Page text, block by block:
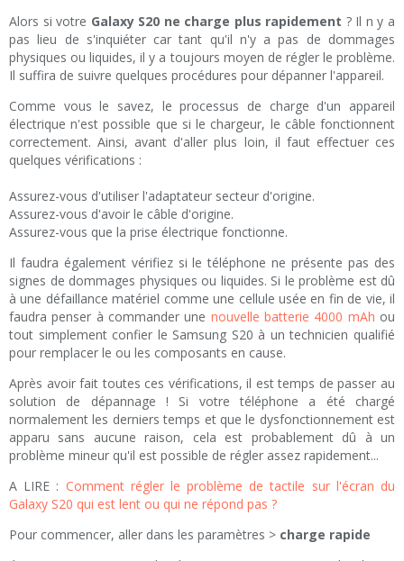
Alors si votre Galaxy S20 ne charge plus rapidement ? Il n y a
pas lieu de s'inquiéter car tant qu'il n'y a pas de dommages
physiques ou liquides, il y a toujours moyen de régler le problème.
Il suffira de suivre quelques procédures pour dépanner l'appareil.
Comme vous le savez, le processus de charge d'un appareil
électrique n'est possible que si le chargeur, le câble fonctionnent
correctement. Ainsi, avant d'aller plus loin, il faut effectuer ces
quelques vérifications :
Assurez-vous d'utiliser l'adaptateur secteur d'origine.
Assurez-vous d'avoir le câble d'origine.
Assurez-vous que la prise électrique fonctionne.
Il faudra également vérifiez si le téléphone ne présente pas des
signes de dommages physiques ou liquides. Si le problème est dû
à une défaillance matériel comme une cellule usée en fin de vie, il
faudra penser à commander une nouvelle batterie 4000 mAh ou
tout simplement confier le Samsung S20 à un technicien qualifié
pour remplacer le ou les composants en cause.
Après avoir fait toutes ces vérifications, il est temps de passer au
solution de dépannage ! Si votre téléphone a été chargé
normalement les derniers temps et que le dysfonctionnement est
apparu sans aucune raison, cela est probablement dû à un
problème mineur qu'il est possible de régler assez rapidement...
A LIRE : Comment régler le problème de tactile sur l'écran du
Galaxy S20 qui est lent ou qui ne répond pas ?
Pour commencer, aller dans les paramètres > charge rapide